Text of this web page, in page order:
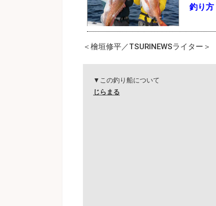
釣り方
＜檜垣修平／TSURINEWSライター＞
▼この釣り船について
じらまる